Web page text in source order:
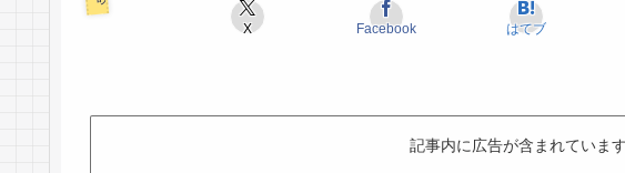
X Facebook はてブ
記事内に広告が含まれています